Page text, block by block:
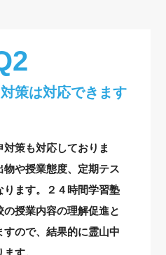
策は対応できます
策も対応しておりま
や授業態度、定期テス
ります。２４時間学習塾
の授業内容の理解促進と
ので、結果的に霊山中
す。